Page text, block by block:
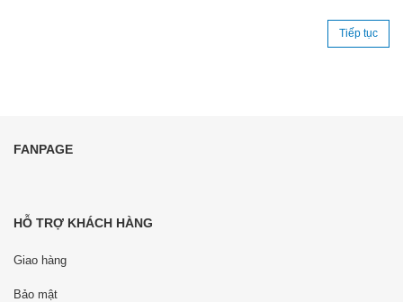
Tiếp tục
FANPAGE
HỖ TRỢ KHÁCH HÀNG
Giao hàng
Bảo mật